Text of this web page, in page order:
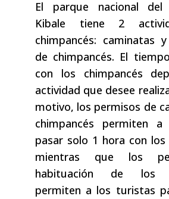
El parque nacional
Kibale tiene 2
chimpancés: caminatas
de chimpancés. El
con los chimpancés
actividad que desee
motivo, los permisos de
chimpancés permiten a
pasar solo 1 hora con los
mientras que los
habituación de los
permiten a los turistas